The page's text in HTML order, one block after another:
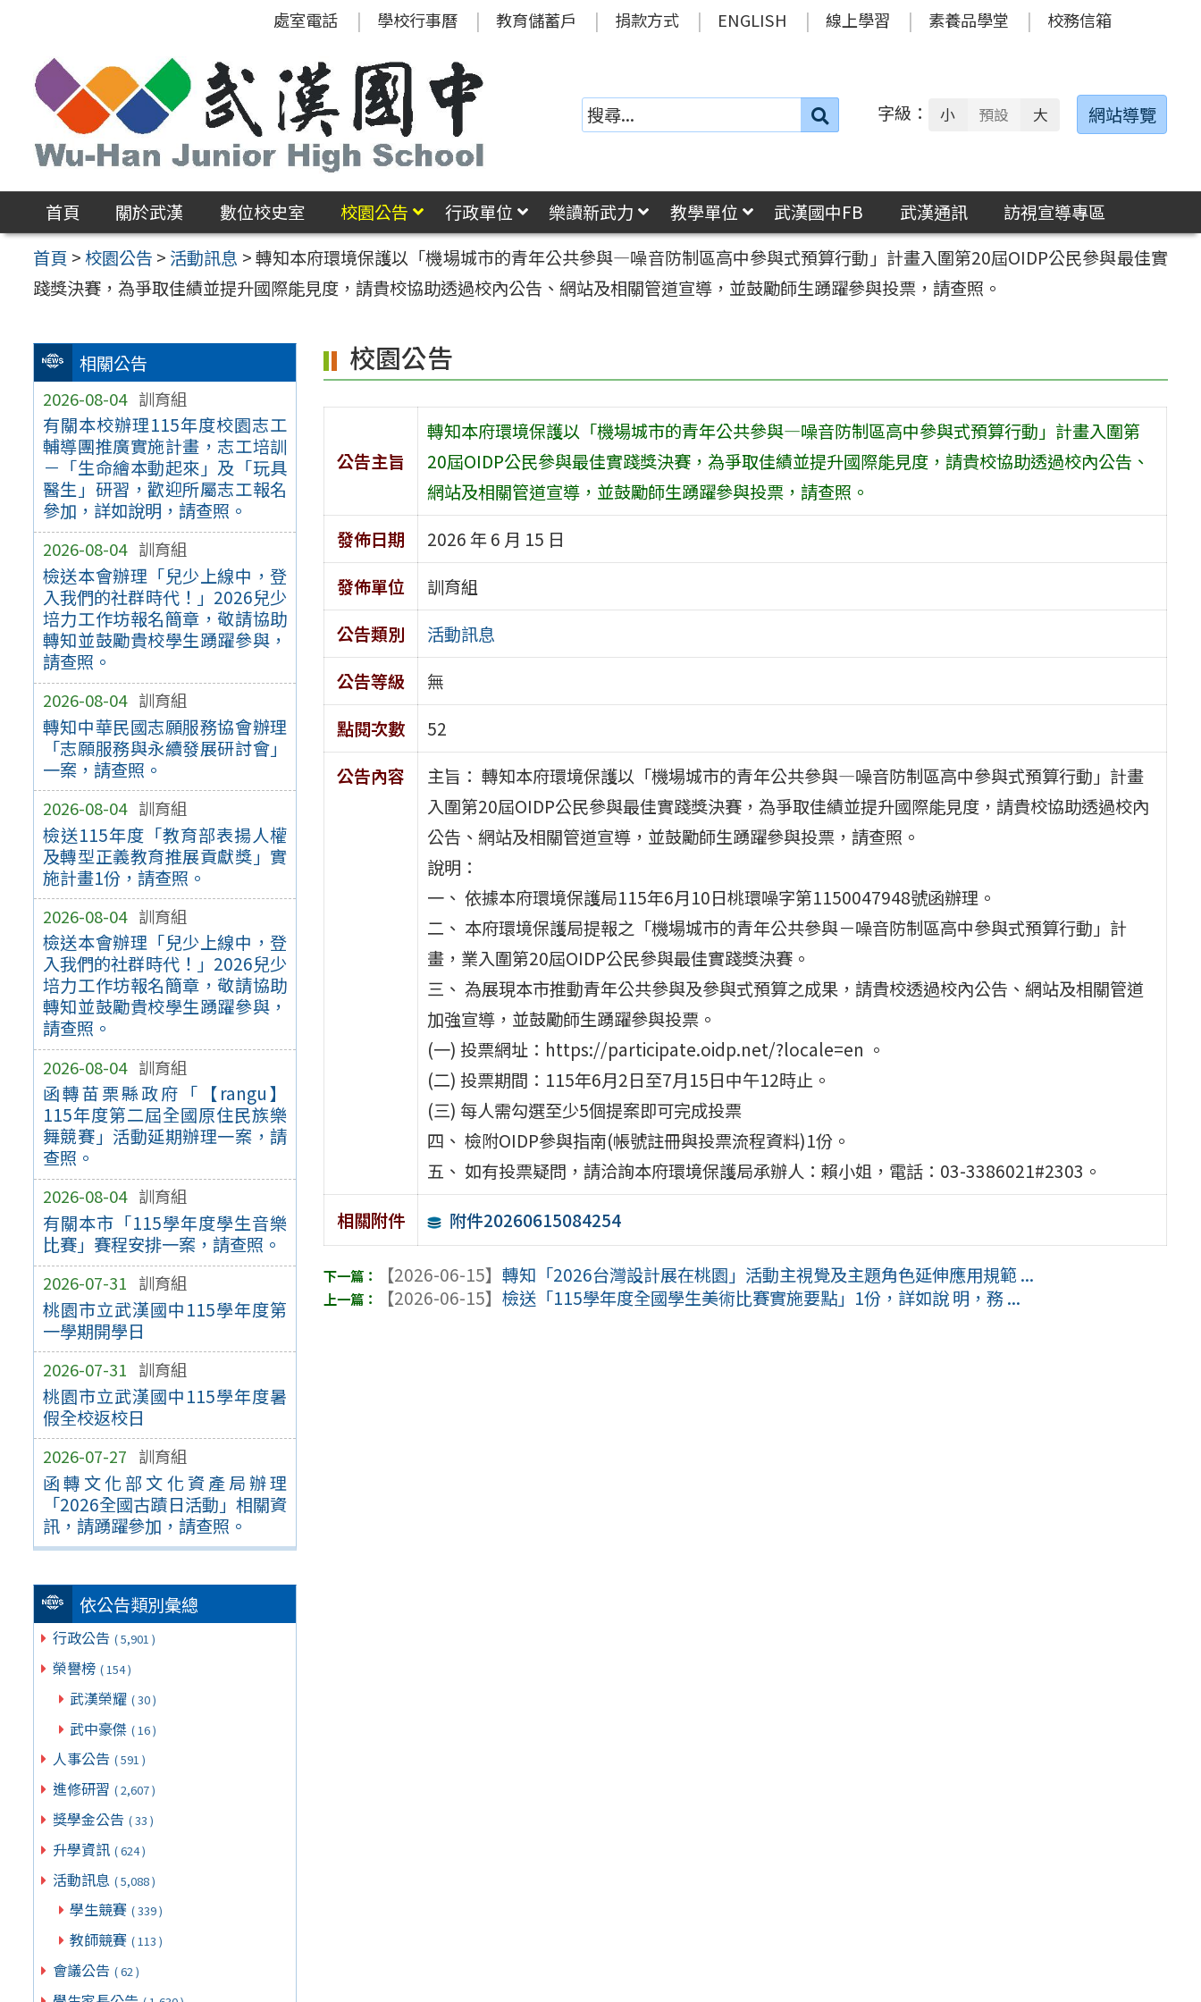
區
處室電話 學校行事曆 教育儲蓄戶 捐款方式 ENGLISH 線上學習 素養品學堂 校務信箱
搜
字級： 小 預設 大 網站導覽
首頁 關於武漢 數位校史室 校園公告 行政單位 樂讀新武力 教學單位 武漢國中FB 武漢通訊
訪視宣導專區
首頁 >校園公告 > 活動訊息 >轉知本府環境保護以「機場城市的青年公共參與—噪音防制區高中參與式預算行動」計畫入圍第20屆OIDP公民參與最佳實
踐獎決賽，為爭取佳績並提升國際能見度，請貴校協助透過校內公告、網站及相關管道宣導，並鼓勵師生踴躍參與投票，請查照。
相關公告
2026-08-04 訓育組
有關本校辦理115年度校園志工
輔導團推廣實施計畫，志工培訓
－「生命繪本動起來」及「玩具
醫生」研習，歡迎所屬志工報名
參加，詳如說明，請查照。
2026-08-04 訓育組
檢送本會辦理「兒少上線中，登
入我們的社群時代！」2026兒少
培力工作坊報名簡章，敬請協助
轉知並鼓勵貴校學生踴躍參與，
請查照。
2026-08-04 訓育組
轉知中華民國志願服務協會辦理
「志願服務與永續發展研討會」
一案，請查照。
2026-08-04 訓育組
檢送115年度「教育部表揚人權
及轉型正義教育推展貢獻獎」實
施計畫1份，請查照。
2026-08-04 訓育組
檢送本會辦理「兒少上線中，登
入我們的社群時代！」2026兒少
培力工作坊報名簡章，敬請協助
轉知並鼓勵貴校學生踴躍參與，
請查照。
2026-08-04 訓育組
函轉苗栗縣政府「【rangu】
115年度第二屆全國原住民族樂
舞競賽」活動延期辦理一案，請
查照。
2026-08-04 訓育組
有關本市「115學年度學生音樂
比賽」賽程安排一案，請查照。
2026-07-31 訓育組
桃園市立武漢國中115學年度第
一學期開學日
2026-07-31 訓育組
桃園市立武漢國中115學年度暑
假全校返校日
2026-07-27 訓育組
函轉文化部文化資產局辦理
「2026全國古蹟日活動」相關資
訊，請踴躍參加，請查照。
依公告類別彙總
行政公告 ( 5,901 )
榮譽榜 ( 154 )
武漢榮耀 ( 30 )
武中豪傑 ( 16 )
人事公告 ( 591 )
進修研習 ( 2,607 )
獎學金公告 ( 33 )
升學資訊 ( 624 )
活動訊息 ( 5,088 )
學生競賽 ( 339 )
教師競賽 ( 113 )
會議公告 ( 62 )
校園公告
公告主旨
轉知本府環境保護以「機場城市的青年公共參與—噪音防制區高中參與式預算行動」計畫入圍第
20屆OIDP公民參與最佳實踐獎決賽，為爭取佳績並提升國際能見度，請貴校協助透過校內公告、
網站及相關管道宣導，並鼓勵師生踴躍參與投票，請查照。
發佈日期
2026 年 6 月 15 日
發佈單位
訓育組
公告類別
活動訊息
公告等級
無
點閱次數
52
公告內容
主旨： 轉知本府環境保護以「機場城市的青年公共參與—噪音防制區高中參與式預算行動」計畫
入圍第20屆OIDP公民參與最佳實踐獎決賽，為爭取佳績並提升國際能見度，請貴校協助透過校內
公告、網站及相關管道宣導，並鼓勵師生踴躍參與投票，請查照。
說明：
一、 依據本府環境保護局115年6月10日桃環噪字第1150047948號函辦理。
二、 本府環境保護局提報之「機場城市的青年公共參與－噪音防制區高中參與式預算行動」計
畫，業入圍第20屆OIDP公民參與最佳實踐獎決賽。
三、 為展現本市推動青年公共參與及參與式預算之成果，請貴校透過校內公告、網站及相關管道
加強宣導，並鼓勵師生踴躍參與投票。
(一) 投票網址：https://participate.oidp.net/?locale=en 。
(二) 投票期間：115年6月2日至7月15日中午12時止。
(三) 每人需勾選至少5個提案即可完成投票
四、 檢附OIDP參與指南(帳號註冊與投票流程資料)1份。
五、 如有投票疑問，請洽詢本府環境保護局承辦人：賴小姐，電話：03-3386021#2303。
相關附件
附件20260615084254
【2026-06-15】轉知「2026台灣設計展在桃園」活動主視覺及主題角色延伸應用規範 ...
【2026-06-15】檢送「115學年度全國學生美術比賽實施要點」1份，詳如說 明，務 ...